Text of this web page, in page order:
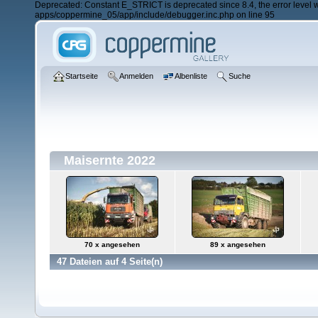
Deprecated: Constant E_STRICT is deprecated since 8.4, the error
apps/coppermine_05/app/include/debugger.inc.php on line 95
Startseite Anmelden Albenliste Suche
Maisernte 2022
70 x angesehen 89 x angesehen
47 Dateien auf 4 Seite(n)